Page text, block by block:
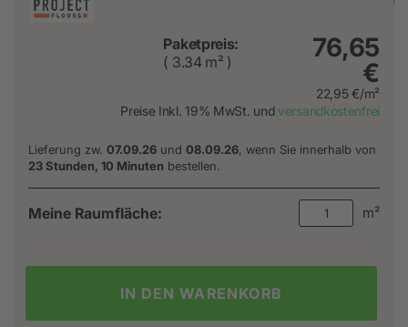
76,65
€
22,95 €/m²
Paketpreis:
( 3.34 m² )
Preise Inkl. 19% MwSt. und versandkostenfrei
Lieferung zw. 07.09.26 und 08.09.26, wenn Sie innerhalb von
23 Stunden, 10 Minuten bestellen.
Meine Raumfläche: m²
IN DEN WARENKORB